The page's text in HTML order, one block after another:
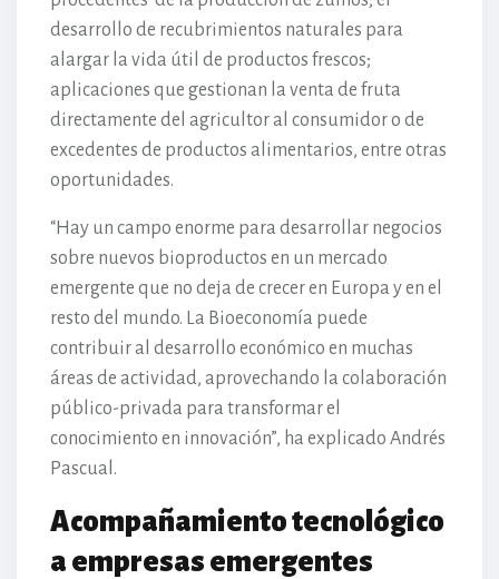
desarrollo de recubrimientos naturales para
alargar la vida útil de productos frescos;
aplicaciones que gestionan la venta de fruta
directamente del agricultor al consumidor o de
excedentes de productos alimentarios, entre otras
oportunidades.
“Hay un campo enorme para desarrollar negocios
sobre nuevos bioproductos en un mercado
emergente que no deja de crecer en Europa y en el
resto del mundo. La Bioeconomía puede
contribuir al desarrollo económico en muchas
áreas de actividad, aprovechando la colaboración
público-privada para transformar el
conocimiento en innovación”, ha explicado Andrés
Pascual.
Acompañamiento tecnológico
a empresas emergentes